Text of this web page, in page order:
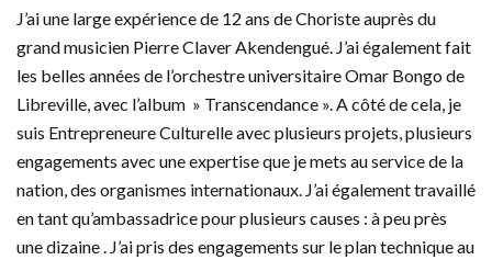
J’ai une large expérience de 12 ans de Choriste auprès du
grand musicien Pierre Claver Akendengué. J’ai également fait
les belles années de l’orchestre universitaire Omar Bongo de
Libreville, avec l’album » Transcendance ». A côté de cela, je
suis Entrepreneure Culturelle avec plusieurs projets, plusieurs
engagements avec une expertise que je mets au service de la
nation, des organismes internationaux. J’ai également travaillé
en tant qu’ambassadrice pour plusieurs causes : à peu près
une dizaine . J’ai pris des engagements sur le plan technique au